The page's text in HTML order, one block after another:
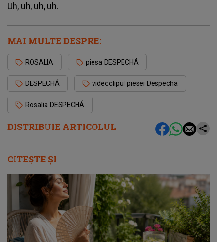
DISTRIBUIE ARTICOLUL
Uh, uh, uh, uh.
MAI MULTE DESPRE:
ROSALIA piesa DESPECHÁ
DESPECHÁ videoclipul piesei Despechá
Rosalia DESPECHÁ
CITEȘTE ȘI